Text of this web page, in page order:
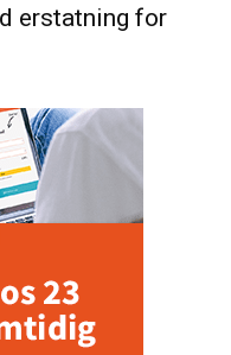
erstatning for